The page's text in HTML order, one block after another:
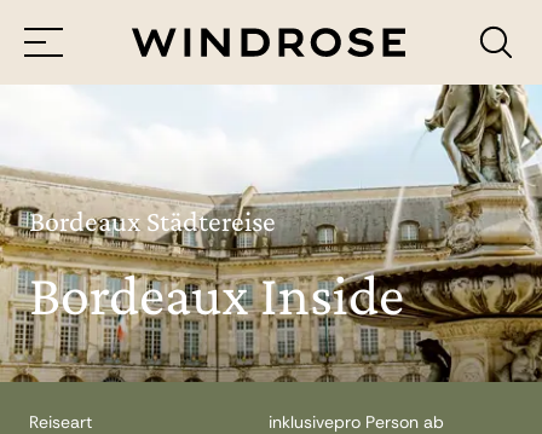
Reisethemen
Jetzt Anfrage senden
Bordeaux Städtereise
Bordeaux Inside
Reiseart inklusivepro Person ab